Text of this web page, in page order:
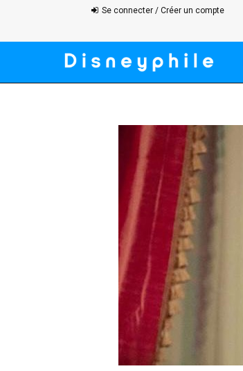
Se connecter / Créer un compte